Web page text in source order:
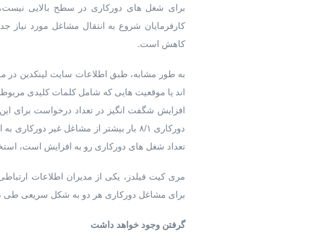
برای شغل های دورکاری در سطح بالایی
کارفرمایان شروع به انتقال مشاغل مورد نیاز
کاهش است.
به طور مشابه، طبق اطلاعات سایت لینکدین
اند یا موقعیت هایی که شامل کلمات کلیدی
تعداد شغل های دورکاری رو به افزایش است،
مری کیت فیلدز، یکی از مدیران اطلاعات
برای مشاغل دورکاری هر دو به شکل سریعی طی
گرفتن وجود خواهد داشت